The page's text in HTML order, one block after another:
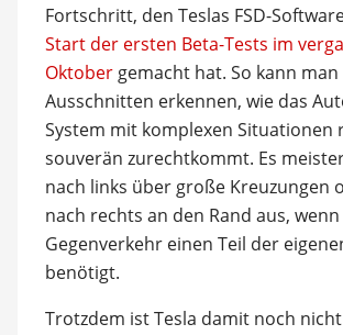
Fortschritt, den Teslas FSD-
Start der ersten Beta-Tests im
Oktobergemacht hat. So kann
Ausschnitten erkennen, wie das
System mit komplexen Situationen
souverän zurechtkommt. Es
nach links über große Kreuzungen
nach rechts an den Rand aus, wenn
Gegenverkehr einen Teil der
benötigt.
Trotzdem ist Tesla damit noch